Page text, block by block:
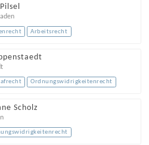
Arbeitsrecht
Ordnungswidrigkeitenrecht
Scholz